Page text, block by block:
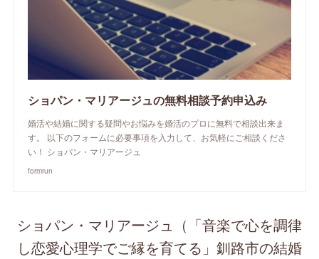
ショパン・マリアージュの無料相談予約申込み
婚活や結婚に関する疑問やお悩みを婚活のプロに無料で相談出来ま
す。 以下のフォームに必要事項を入力して、お気軽にご相談くださ
い！ ショパン・マリアージュ
formrun
ショパン・マリアージュ（「音楽で心を調律
し恋愛心理学でご縁を育てる」釧路市の結婚